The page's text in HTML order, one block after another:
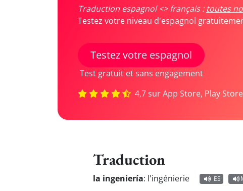
Traduction espagnol <> français : toutes
Testez votre niveau d'espagnol
Testez votre espagnol
Test gratuit et sans engagement
4,7 sur App Store, Play
Traduction
la ingeniería: l'ingénierie ES